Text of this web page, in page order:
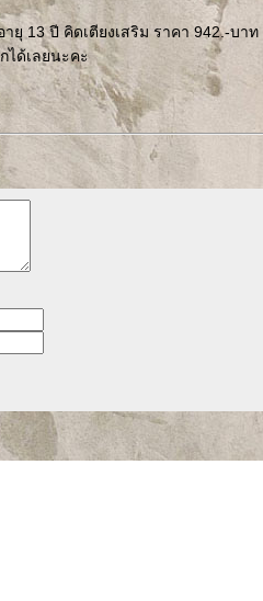
ยุ 13 ปี คิดเตียงเสริม ราคา 942.-บาท
ได้เลยนะคะ